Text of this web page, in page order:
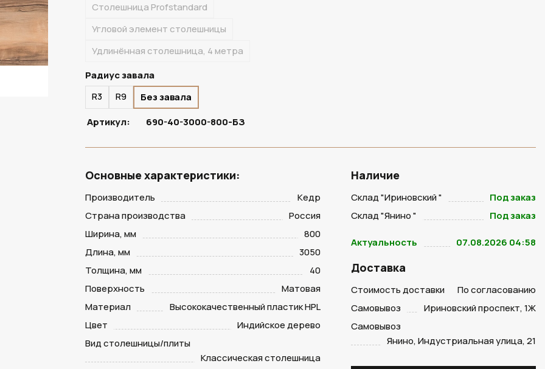
Столешница Profstandard
Угловой элемент столешницы
Удлинённая столешница, 4 метра
Радиус завала
R3
R9
Без завала
Артикул:
690-40-3000-800-БЗ
Основные характеристики:
Производитель
Кедр
Страна производства
Россия
Ширина, мм
800
Длина, мм
3050
Толщина, мм
40
Поверхность
Матовая
Материал
Высококачественный пластик HPL
Цвет
Индийское дерево
Вид столешницы/плиты
Классическая столешница
Наличие
Склад "Ириновский "
Под заказ
Склад "Янино "
Под заказ
Актуальность 07.08.2026 04:58
Доставка
Стоимость доставки
По согласованию
Самовывоз
Ириновский проспект, 1Ж
Самовывоз
Янино, Индустриальная улица, 21